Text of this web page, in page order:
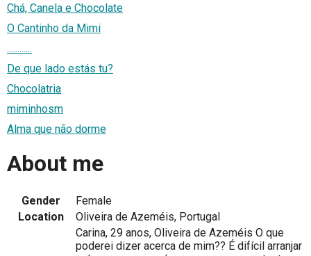
Chá, Canela e Chocolate
O Cantinho da Mimi
............
De que lado estás tu?
Chocolatria
miminhosm
Alma que não dorme
About me
Gender
Female
Location
Oliveira de Azeméis, Portugal
Carina, 29 anos, Oliveira de Azeméis O que
poderei dizer acerca de mim?? É difícil arranjar